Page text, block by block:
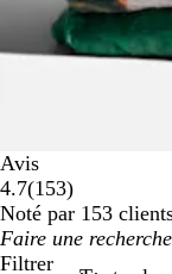
Avis
4.7(153153
avis
)
Noté par 153
Mes
saisies
Filtrer